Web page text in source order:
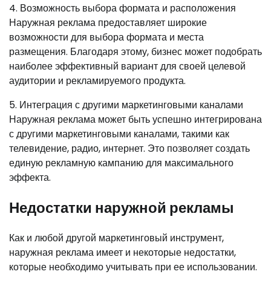
4. Возможность выбора формата и расположения
Наружная реклама предоставляет широкие
возможности для выбора формата и места
размещения. Благодаря этому, бизнес может подобрать
наиболее эффективный вариант для своей целевой
аудитории и рекламируемого продукта.
5. Интеграция с другими маркетинговыми каналами
Наружная реклама может быть успешно интегрирована
с другими маркетинговыми каналами, такими как
телевидение, радио, интернет. Это позволяет создать
единую рекламную кампанию для максимального
эффекта.
Недостатки наружной рекламы
Как и любой другой маркетинговый инструмент,
наружная реклама имеет и некоторые недостатки,
которые необходимо учитывать при ее использовании.